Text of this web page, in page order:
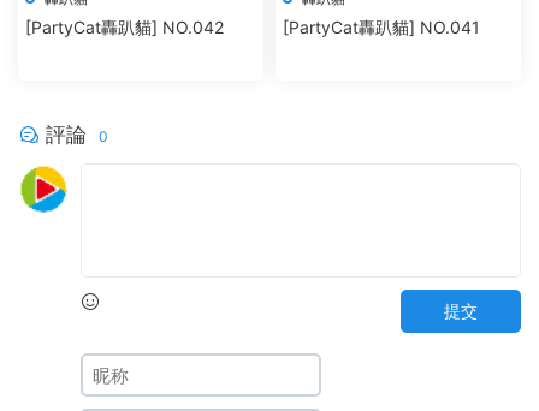
[PartyCat轟趴貓] NO.042 [PartyCat轟趴貓] NO.041
評論 0
提交